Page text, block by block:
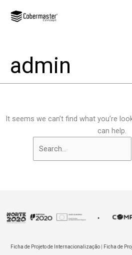
admin
It seems we can’t find what you’re
can help.
for:
Ficha de Projeto de Internacionalização Ficha de